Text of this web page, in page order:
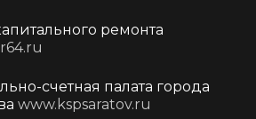
ремонта
счетная палата города
www.kspsaratov.ru